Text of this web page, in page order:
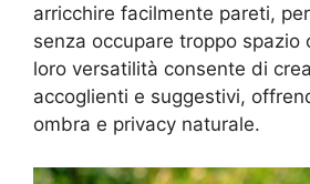
arricchire facilmente pareti,
senza occupare troppo spazio
loro versatilità consente di
accoglienti e suggestivi,
ombra e privacy naturale.